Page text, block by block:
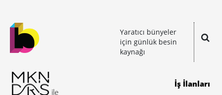
Yaratıcı bünyeler
için günlük besin
kaynağı
İş İlanları